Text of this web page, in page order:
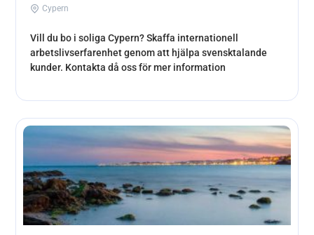
Cypern
Vill du bo i soliga Cypern? Skaffa internationell
arbetslivserfarenhet genom att hjälpa svensktalande
kunder. Kontakta då oss för mer information